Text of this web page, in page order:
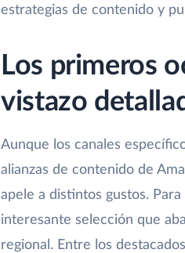
estrategias de contenido y
Los primeros
vistazo
Aunque los canales
alianzas de contenido de
apele a distintos gustos.
interesante selección que
regional. Entre los